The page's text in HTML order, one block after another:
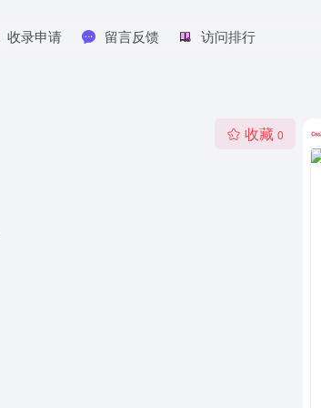
收录申请 留言反馈 访问排行
收藏 0